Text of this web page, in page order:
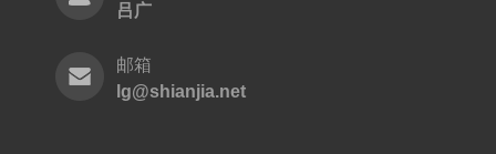
吕广
邮箱
lg@shianjia.net